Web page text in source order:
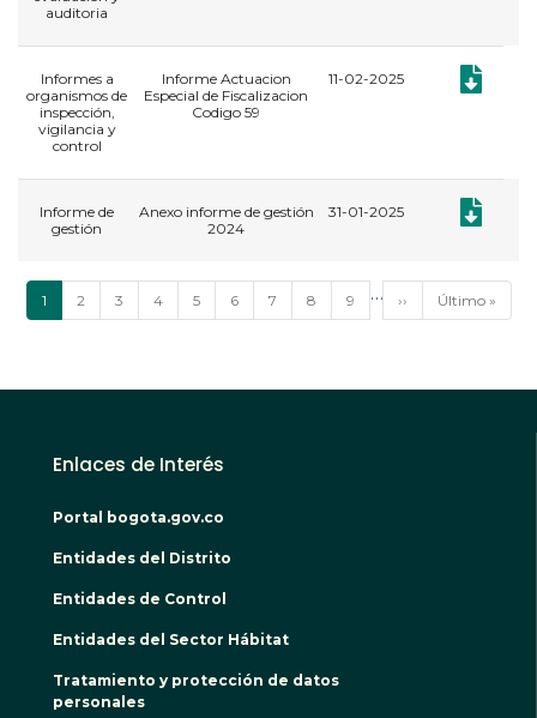
auditoria
Informes a
organismos de
inspección,
vigilancia y
control
Informe Actuacion
Especial de Fiscalizacion
Codigo 59
11-02-2025
​Informe de
gestión
Anexo informe de gestión
2024
31-01-2025
Paginación
Página
actual
1 Página
2 Página
3 Página
4 Página
5 Página
6 Página
7 Página
8 Página
9 …
Siguiente
página
››
Última
página
Último »
Enlaces de Interés
Portal bogota.gov.co
Entidades del Distrito
Entidades de Control
Entidades del Sector Hábitat
Tratamiento y protección de datos
personales